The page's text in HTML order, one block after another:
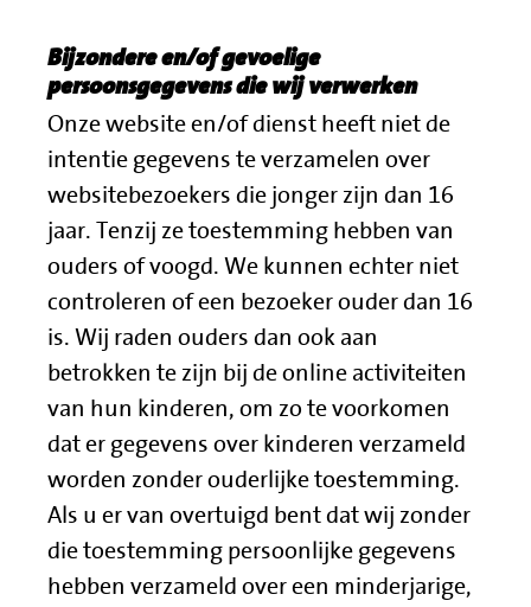
Bijzondere en/of gevoelige
persoonsgegevens die wij verwerken
Onze website en/of dienst heeft niet de
intentie gegevens te verzamelen over
websitebezoekers die jonger zijn dan 16
jaar. Tenzij ze toestemming hebben van
ouders of voogd. We kunnen echter niet
controleren of een bezoeker ouder dan 16
is. Wij raden ouders dan ook aan
betrokken te zijn bij de online activiteiten
van hun kinderen, om zo te voorkomen
dat er gegevens over kinderen verzameld
worden zonder ouderlijke toestemming.
Als u er van overtuigd bent dat wij zonder
die toestemming persoonlijke gegevens
hebben verzameld over een minderjarige,